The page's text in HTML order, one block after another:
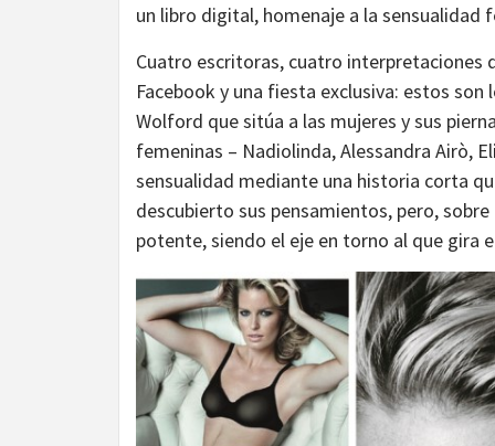
un libro digital, homenaje a la sensualidad
Cuatro escritoras, cuatro interpretaciones
Facebook y una fiesta exclusiva: estos
Wolford que sitúa a las mujeres y sus
femeninas – Nadiolinda, Alessandra Airò,
sensualidad mediante una historia corta
descubierto sus pensamientos, pero,
potente, siendo el eje en torno al que gira